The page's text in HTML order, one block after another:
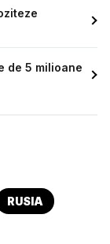
de 5 milioane
RUSIA